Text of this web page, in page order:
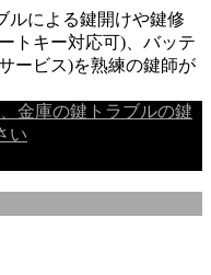
ルによる鍵開けや鍵修
トキー対応可)、バッテ
ービス)を熟練の鍵師が